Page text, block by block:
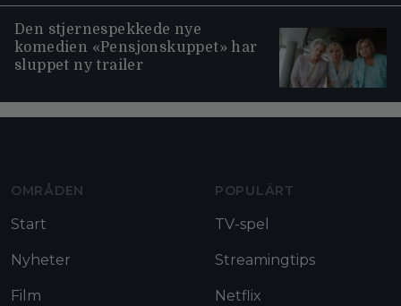
Den stjernespekkede nye
komedien «Pensjonskuppet» har
sluppet ny trailer
OMRÅDEN
Start
Nyheter
Film
POPULÄRT
TV-spel
Streamingtips
Netflix